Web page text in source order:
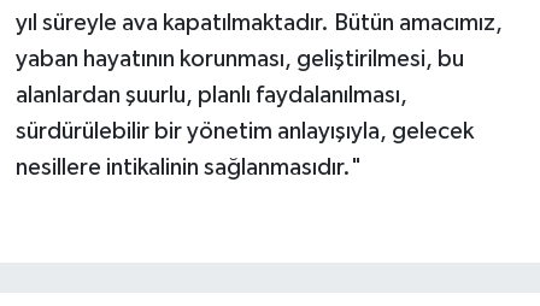
yıl süreyle ava kapatılmaktadır. Bütün amacımız,
yaban hayatının korunması, geliştirilmesi, bu
alanlardan şuurlu, planlı faydalanılması,
sürdürülebilir bir yönetim anlayışıyla, gelecek
nesillere intikalinin sağlanmasıdır."